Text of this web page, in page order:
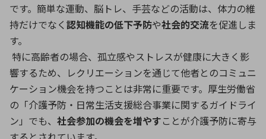
です。簡単な運動、脳トレ、手芸などの活動は、体力の維
持だけでなく 認知機能の低下予防や社会的交流を促進しま
す。
特に高齢者の場合、孤立感やストレスが健康に大きく影
響するため、レクリエーションを通じて他者とのコミュニ
ケーション機会を持つことは非常に重要です。厚生労働省
の「介護予防・日常生活支援総合事業に関するガイドライ
ン」でも、 社会参加の機会を増やすことが介護予防に寄与